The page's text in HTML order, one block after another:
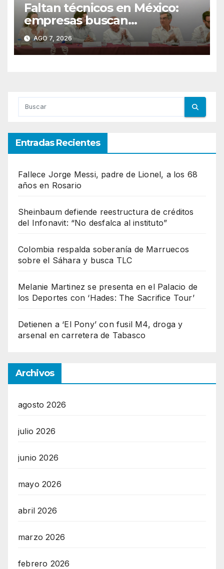
Faltan técnicos en México:
empresas buscan
trabajadores antes de que
terminen de capacitarse
AGO 7, 2026
Entradas Recientes
Fallece Jorge Messi, padre de Lionel, a los 68
años en Rosario
Sheinbaum defiende reestructura de créditos
del Infonavit: “No desfalca al instituto”
Colombia respalda soberanía de Marruecos
sobre el Sáhara y busca TLC
Melanie Martinez se presenta en el Palacio de
los Deportes con ‘Hades: The Sacrifice Tour’
Detienen a ‘El Pony’ con fusil M4, droga y
arsenal en carretera de Tabasco
Archivos
agosto 2026
julio 2026
junio 2026
mayo 2026
abril 2026
marzo 2026
febrero 2026